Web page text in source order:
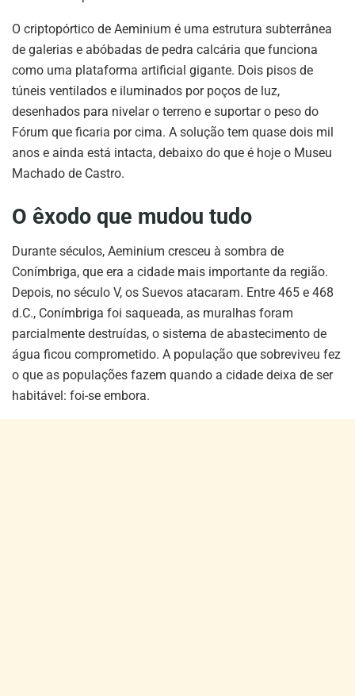
O criptopórtico de Aeminium é uma estrutura subterrânea
de galerias e abóbadas de pedra calcária que funciona
como uma plataforma artificial gigante. Dois pisos de
túneis ventilados e iluminados por poços de luz,
desenhados para nivelar o terreno e suportar o peso do
Fórum que ficaria por cima. A solução tem quase dois mil
anos e ainda está intacta, debaixo do que é hoje o Museu
Machado de Castro.
O êxodo que mudou tudo
Durante séculos, Aeminium cresceu à sombra de
Conímbriga, que era a cidade mais importante da região.
Depois, no século V, os Suevos atacaram. Entre 465 e 468
d.C., Conímbriga foi saqueada, as muralhas foram
parcialmente destruídas, o sistema de abastecimento de
água ficou comprometido. A população que sobreviveu fez
o que as populações fazem quando a cidade deixa de ser
habitável: foi-se embora.